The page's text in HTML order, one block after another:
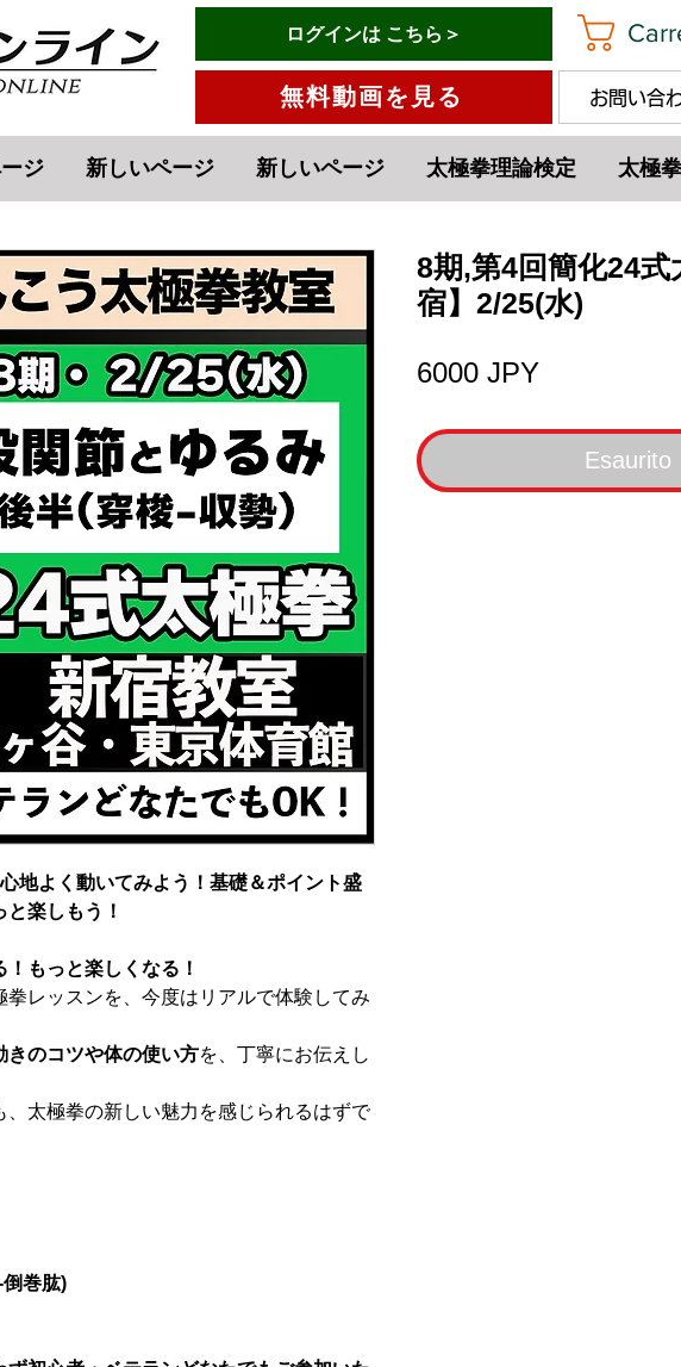
有料会員ログインはこちら→
ログインは こちら＞
無料動画を見る お問い合
ジ 新しいページ 新しいページ 太極拳理論検定 太極
地よく動いてみよう！基礎＆ポイント盛
楽しもう！
もっと楽しくなる！
レッスンを、今度はリアルで体験してみ
きのコツや体の使い方を、丁寧にお伝えし
太極拳の新しい魅力を感じられるはずで
巻肱)
8期,第4回簡化24式
宿】2/25(水)
6000 JPYPrezzo
Esaurito